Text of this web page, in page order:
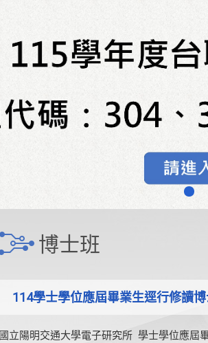
博士班
114學士學位應屆畢業生逕行修讀
國立陽明交通大學電子研究所 學士學位應屆